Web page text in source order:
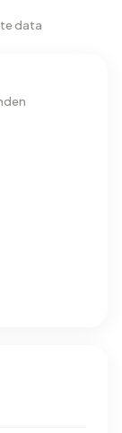
data